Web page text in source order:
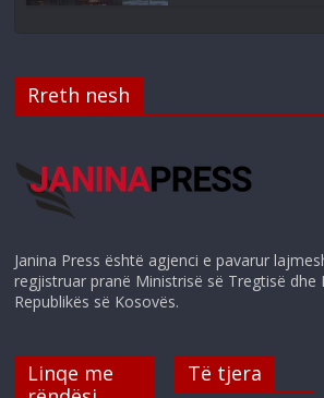
Rreth nesh
Janina Press është agjenci e pavarur
regjistruar pranë Ministrisë së Tregtisë dhe
Republikës së Kosovës.
Linqe me
Të tjera